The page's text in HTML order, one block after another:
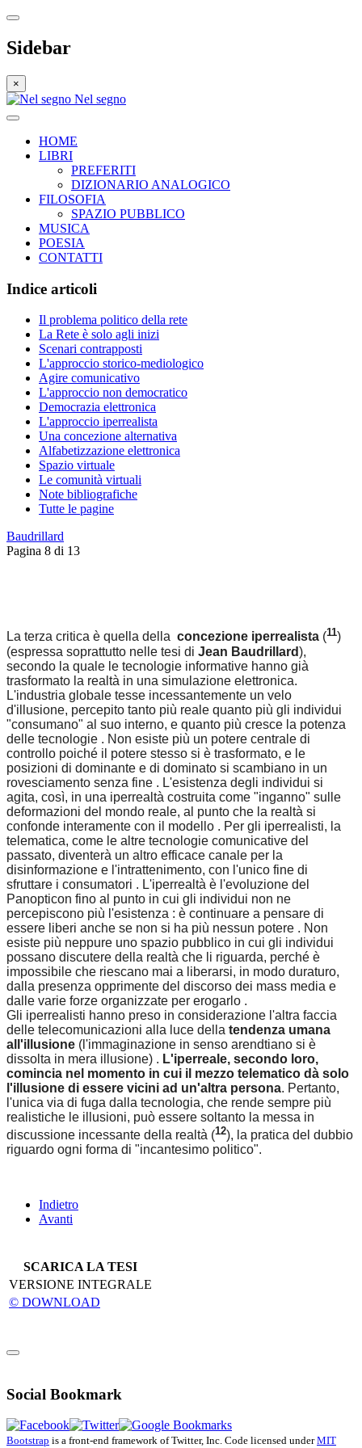
Sidebar
×
Nel segno
HOME
LIBRI
PREFERITI
DIZIONARIO ANALOGICO
FILOSOFIA
SPAZIO PUBBLICO
MUSICA
POESIA
CONTATTI
Indice articoli
Il problema politico della rete
La Rete è solo agli inizi
Scenari contrapposti
L'approccio storico-mediologico
Agire comunicativo
L'approccio non democratico
Democrazia elettronica
L'approccio iperrealista
Una concezione alternativa
Alfabetizzazione elettronica
Spazio virtuale
Le comunità virtuali
Note bibliografiche
Tutte le pagine
Baudrillard
Pagina 8 di 13
La terza critica è quella della concezione iperrealista (11)
(espressa soprattutto nelle tesi di Jean Baudrillard),
secondo la quale le tecnologie informative hanno già
trasformato la realtà in una simulazione elettronica.
L'industria globale tesse incessantemente un velo
d'illusione, percepito tanto più reale quanto più gli individui
"consumano" al suo interno, e quanto più cresce la potenza
delle tecnologie . Non esiste più un potere centrale di
controllo poiché il potere stesso si è trasformato, e le
posizioni di dominante e di dominato si scambiano in un
rovesciamento senza fine . L'esistenza degli individui si
agita, così, in una iperrealtà costruita come "inganno" sulle
deformazioni del mondo reale, al punto che la realtà si
confonde interamente con il modello . Per gli iperrealisti, la
telematica, come le altre tecnologie comunicative del
passato, diventerà un altro efficace canale per la
disinformazione e l'intrattenimento, con l'unico fine di
sfruttare i consumatori . L'iperrealtà è l'evoluzione del
Panopticon fino al punto in cui gli individui non ne
percepiscono più l'esistenza : è continuare a pensare di
essere liberi anche se non si ha più nessun potere . Non
esiste più neppure uno spazio pubblico in cui gli individui
possano discutere della realtà che li riguarda, perché è
impossibile che riescano mai a liberarsi, in modo duraturo,
dalla presenza opprimente del discorso dei mass media e
dalle varie forze organizzate per erogarlo .
Gli iperrealisti hanno preso in considerazione l'altra faccia
delle telecomunicazioni alla luce della tendenza umana
all'illusione (l'immaginazione in senso arendtiano si è
dissolta in mera illusione) . L'iperreale, secondo loro,
comincia nel momento in cui il mezzo telematico dà solo
l'illusione di essere vicini ad un'altra persona. Pertanto,
l'unica via di fuga dalla tecnologia, che rende sempre più
realistiche le illusioni, può essere soltanto la messa in
discussione incessante della realtà (12), la pratica del dubbio
riguardo ogni forma di "incantesimo politico".
Indietro
Avanti
SCARICA LA TESI
VERSIONE INTEGRALE
© DOWNLOAD
Social Bookmark
Bootstrap is a front-end framework of Twitter, Inc. Code licensed underMIT